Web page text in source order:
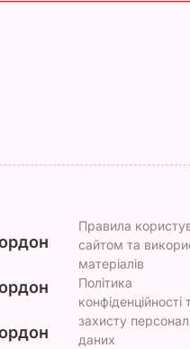
Правила
сайтом та
матеріалів
Політика
конфіденційності
захисту
даних